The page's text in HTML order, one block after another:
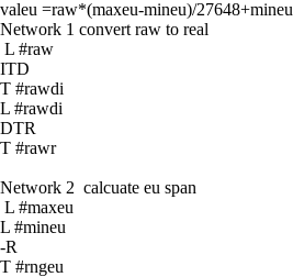
valeu =raw*(maxeu-mineu)/27648+mineu
Network 1 convert raw to real
L #raw
ITD
T #rawdi
L #rawdi
DTR
T #rawr
Network 2 calcuate eu span
L #maxeu
L #mineu
-R
T #rngeu